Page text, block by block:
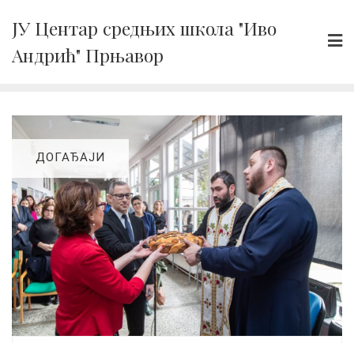
content
ЈУ Центар средњих школа "Иво
Андрић" Прњавор
ДОГАЂАЈИ